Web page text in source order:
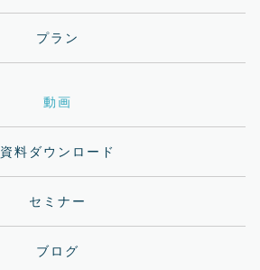
プラン
動画
資料ダウンロード
セミナー
ブログ